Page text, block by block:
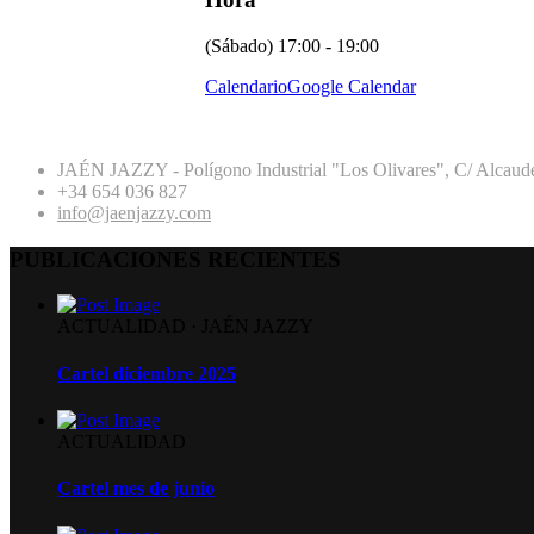
(Sábado) 17:00 - 19:00
CalendarioGoogle Calendar
JAÉN JAZZY - Polígono Industrial "Los Olivares", C/
+34 654 036 827
info@jaenjazzy.com
Cartel diciembre 2025
Cartel mes de junio